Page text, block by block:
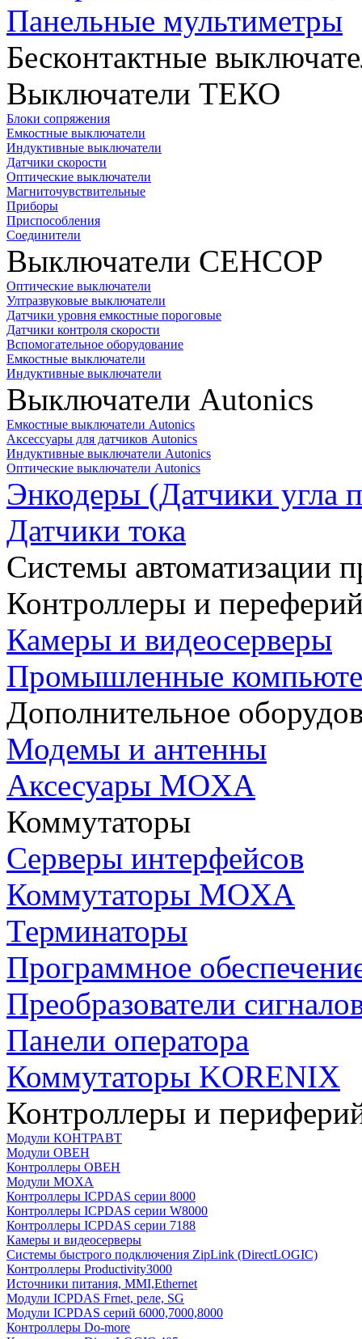
Панельные мультиметры
Бесконтактные
Выключатели ТЕКО
Блоки сопряжения
Емкостные выключатели
Индуктивные выключатели
Датчики скорости
Оптические выключатели
Магниточувствительные
Приборы
Приспособления
Соединители
Выключатели СЕНСОР
Оптические выключатели
Ултразвуковые выключатели
Датчики уровня емкостные пороговые
Датчики контроля скорости
Вспомогательное оборудование
Емкостные выключатели
Индуктивные выключатели
Выключатели Autonics
Емкостные выключатели Autonics
Аксессуары для датчиков Autonics
Индуктивные выключатели Autonics
Оптические выключатели Autonics
Энкодеры (Датчики угла
Датчики тока
Системы автоматизации
Контроллеры и
Камеры и видеосерверы
Промышленные
Дополнительное
Модемы и антенны
Аксесуары MOXA
Коммутаторы
Серверы интерфейсов
Коммутаторы MOXA
Терминаторы
Программное
Преобразователи
Панели оператора
Коммутаторы KORENIX
Контроллеры и
Модули КОНТРАВТ
Модули ОВЕН
Контроллеры ОВЕН
Модули MOXA
Контроллеры ICPDAS серии 8000
Контроллеры ICPDAS серии W8000
Контроллеры ICPDAS серии 7188
Камеры и видеосерверы
Системы быстрого подключения ZipLink (DirectLOGIC)
Контроллеры Productivity3000
Источники питания, MMI,Ethernet
Модули ICPDAS Frnet, реле, SG
Модули ICPDAS серий 6000,7000,8000
Контроллеры Do-more